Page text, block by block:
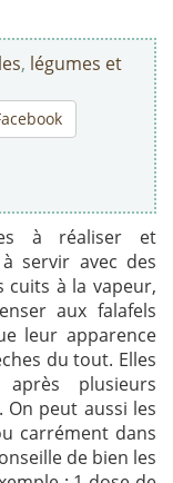
, légumes et
à réaliser et
servir avec des
cuits à la vapeur,
aux falafels
leur apparence
du tout. Elles
plusieurs
On peut aussi les
carrément dans
de bien les